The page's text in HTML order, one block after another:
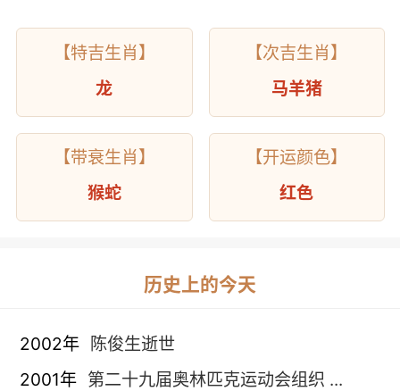
【特吉生肖】
龙
【次吉生肖】
马羊猪
【带衰生肖】
猴蛇
【开运颜色】
红色
历史上的今天
2002年 陈俊生逝世
2001年 第二十九届奥林匹克运动会组织 ...